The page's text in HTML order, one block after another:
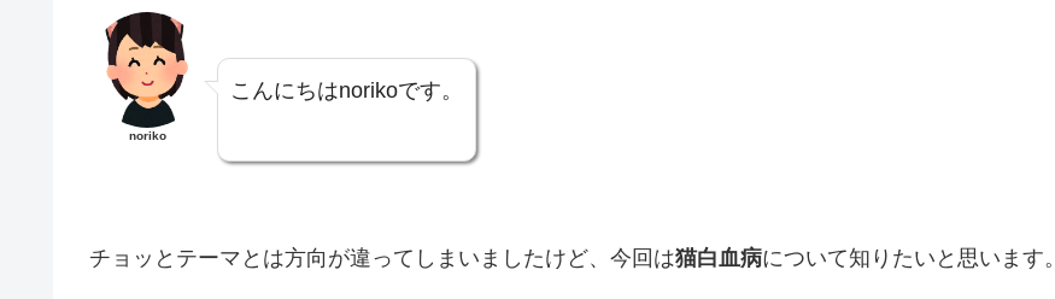
noriko
こんにちはnorikoです。
チョッとテーマとは方向が違ってしまいましたけど、今回は猫白血病について知りたいと思います。